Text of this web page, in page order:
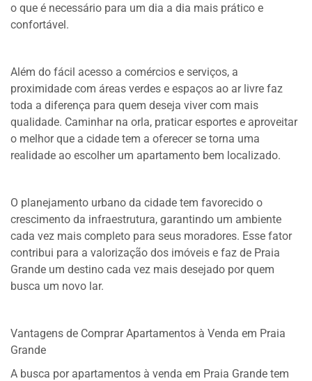
o que é necessário para um dia a dia mais prático e
confortável.
Além do fácil acesso a comércios e serviços, a
proximidade com áreas verdes e espaços ao ar livre faz
toda a diferença para quem deseja viver com mais
qualidade. Caminhar na orla, praticar esportes e aproveitar
o melhor que a cidade tem a oferecer se torna uma
realidade ao escolher um apartamento bem localizado.
O planejamento urbano da cidade tem favorecido o
crescimento da infraestrutura, garantindo um ambiente
cada vez mais completo para seus moradores. Esse fator
contribui para a valorização dos imóveis e faz de Praia
Grande um destino cada vez mais desejado por quem
busca um novo lar.
Vantagens de Comprar Apartamentos à Venda em Praia
Grande
A busca por apartamentos à venda em Praia Grande tem